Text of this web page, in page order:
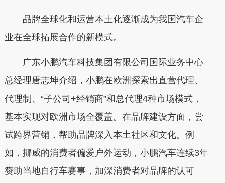
品牌全球化和运营本土化逐渐成为我国汽车企
业在全球拓展合作的新模式。
广东小鹏汽车科技集团有限公司国际业务中心
总经理唐志坤介绍，小鹏在欧洲探索出直营代理、
代理制、“子公司+经销商”和总代理4种市场模式，
基本实现对欧洲市场全覆盖。在品牌建设方面，尝
试跨界营销，帮助品牌深入本土社区和文化。例
如，挪威的消费者偏爱户外运动，小鹏汽车连续3年
赞助当地自行车赛事，加深消费者对品牌的认可